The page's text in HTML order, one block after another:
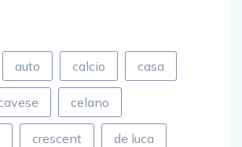
auto calcio casa
celano
crescent de luca